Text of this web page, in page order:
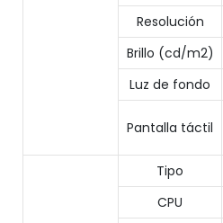
Resolución
Brillo (cd/m2)
Luz de fondo
Pantalla táctil
Tipo
CPU